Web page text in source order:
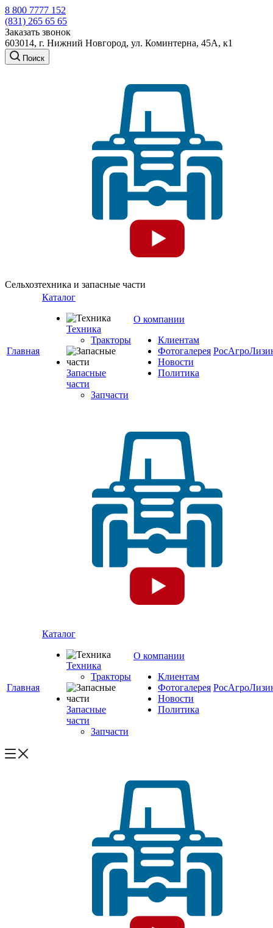
8 800 7777 152
(831) 265 65 65
Заказать звонок
603014, г. Нижний Новгород, ул. Коминтерна, 45А, к1
Поиск
Сельхозтехника и запасные части
Главная
Каталог
Техника
Тракторы
Запасные
части
Запчасти
О компании
Клиентам
Фотогалерея
Новости
Политика
Главная
Каталог
Техника
Тракторы
Запасные
части
Запчасти
О компании
Клиентам
Фотогалерея
Новости
Политика